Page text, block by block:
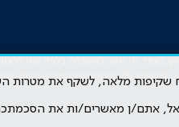
להיגרם. כל הזכויות על המידע באתר
שקיפות מלאה, לשקף את
אתם/ן מאשרים/ות את